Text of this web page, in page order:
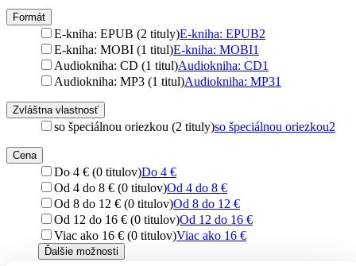
Formát
E-kniha: EPUB (2 tituly)E-kniha: EPUB2
E-kniha: MOBI (1 titul)E-kniha: MOBI1
Audiokniha: CD (1 titul)Audiokniha: CD1
Audiokniha: MP3 (1 titul)Audiokniha: MP31
Zvláštna vlastnosť
so špeciálnou oriezkou (2 tituly)so špeciálnou oriezkou2
Cena
Do 4 € (0 titulov)Do 4 €
Od 4 do 8 € (0 titulov)Od 4 do 8 €
Od 8 do 12 € (0 titulov)Od 8 do 12 €
Od 12 do 16 € (0 titulov)Od 12 do 16 €
Viac ako 16 € (0 titulov)Viac ako 16 €
Ďalšie možnosti